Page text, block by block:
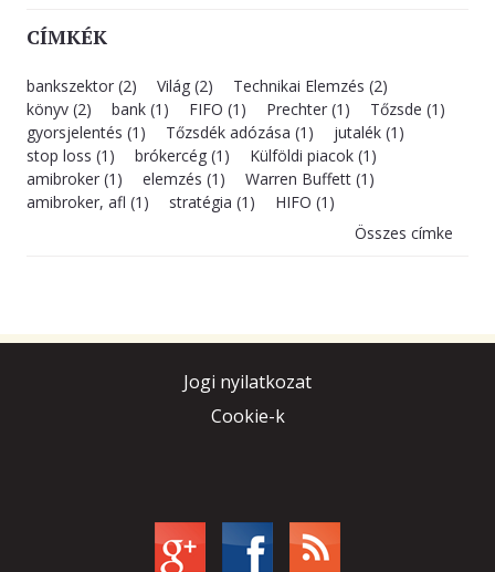
CÍMKÉK
bankszektor (2) Világ (2)
Technikai Elemzés (2)
könyv (2)
bank (1) FIFO (1) Prechter (1)
Tőzsde (1)
gyorsjelentés (1)
Tőzsdék adózása (1)
jutalék (1)
stop loss (1)
brókercég (1)
Külföldi piacok (1)
amibroker (1)
elemzés (1)
Warren Buffett (1)
amibroker, afl (1)
stratégia (1)
HIFO (1)
Összes címke
Jogi nyilatkozat
Cookie-k